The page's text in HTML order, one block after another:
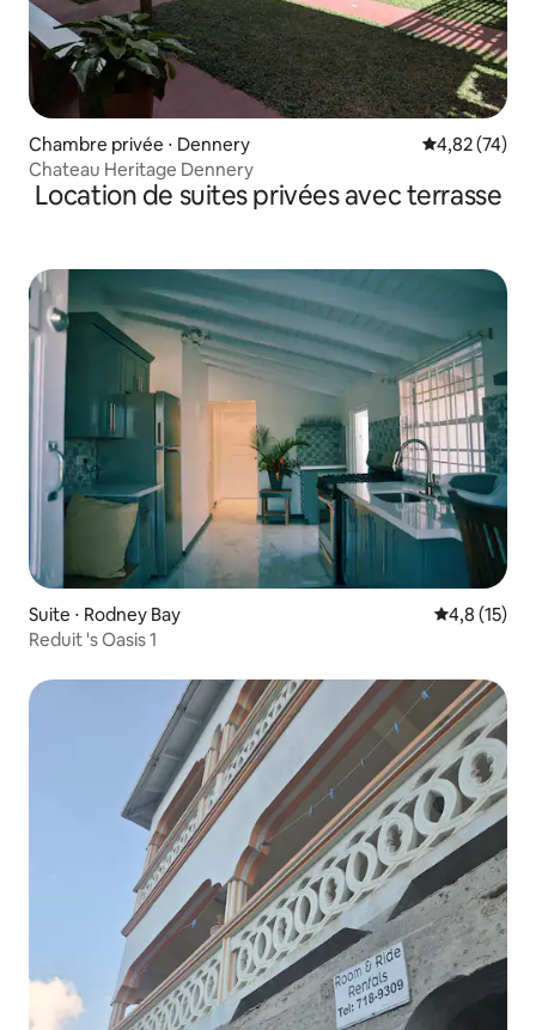
Chambre privée ⋅ Dennery Évaluation
4,82 (74)
Chateau Heritage Dennery
Location de suites privées avec terrasse
Suite ⋅ Rodney Bay Évaluation
4,8 (15)
Reduit 's Oasis 1